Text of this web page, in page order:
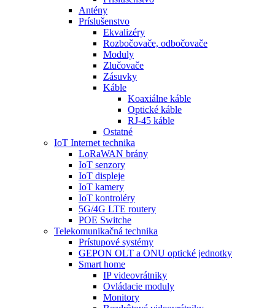
Antény
Príslušenstvo
Ekvalizéry
Rozbočovače, odbočovače
Moduly
Zlučovače
Zásuvky
Káble
Koaxiálne káble
Optické káble
RJ-45 káble
Ostatné
IoT Internet technika
LoRaWAN brány
IoT senzory
IoT displeje
IoT kamery
IoT kontroléry
5G/4G LTE routery
POE Switche
Telekomunikačná technika
Prístupové systémy
GEPON OLT a ONU optické jednotky
Smart home
IP videovrátniky
Ovládacie moduly
Monitory